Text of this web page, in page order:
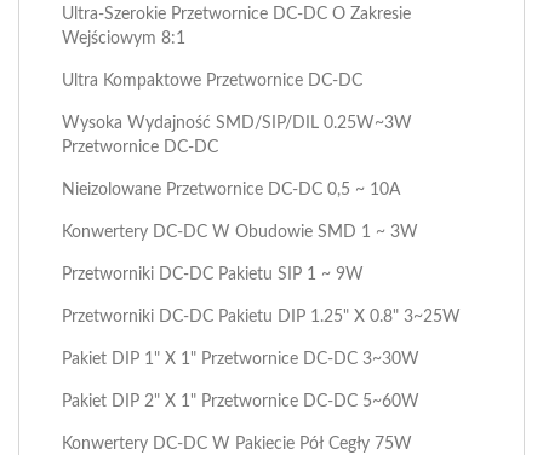
Ultra-Szerokie Przetwornice DC-DC O Zakresie
Wejściowym 8:1
Ultra Kompaktowe Przetwornice DC-DC
Wysoka Wydajność SMD/SIP/DIL 0.25W~3W
Przetwornice DC-DC
Nieizolowane Przetwornice DC-DC 0,5 ~ 10A
Konwertery DC-DC W Obudowie SMD 1 ~ 3W
Przetworniki DC-DC Pakietu SIP 1 ~ 9W
Przetworniki DC-DC Pakietu DIP 1.25" X 0.8" 3~25W
Pakiet DIP 1" X 1" Przetwornice DC-DC 3~30W
Pakiet DIP 2" X 1" Przetwornice DC-DC 5~60W
Konwertery DC-DC W Pakiecie Pół Cegły 75W